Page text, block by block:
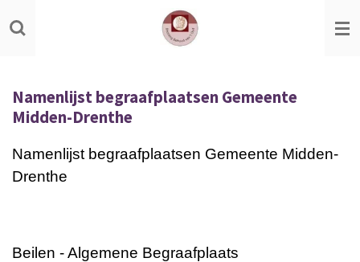
Ga
direct
hoofdinhoud
Namenlijst begraafplaatsen Gemeente
Midden-Drenthe
Namenlijst begraafplaatsen Gemeente Midden-
Drenthe
Beilen - Algemene Begraafplaats